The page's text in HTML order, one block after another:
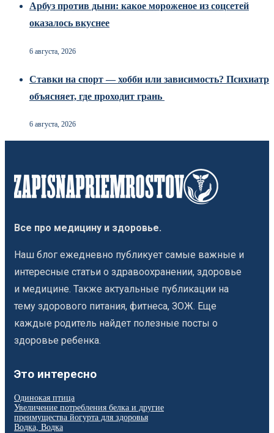
Арбуз против дыни: какое мороженое из соцсетей
оказалось вкуснее
6 августа, 2026
Ставки на спорт — хобби или зависимость? Психиатр
объясняет, где проходит грань
6 августа, 2026
Все про медицину и здоровье.
Наш блог ежедневно публикует самые важные и
интересные статьи о здравоохранении, здоровье
и медицине. Также актуальные публикации на
тему здорового питания, фитнеса, ЗОЖ. Еще
каждые родитель найдет полезные посты о
здоровье ребенка.
Это интересно
Одинокая птица
Увеличение потребления белка и другие
преимущества йогурта для здоровья
Водка, Водка